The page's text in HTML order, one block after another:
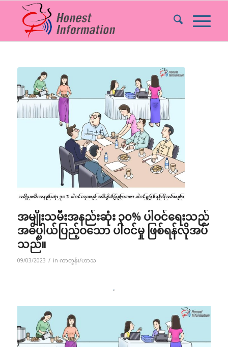
အမျိုးသမီးအနည်းဆုံး ၃၀% ပါဝင်ရေးသည်
အဓိပ္ပါယ်ပြည့်ဝသော ပါဝင်မှု ဖြစ်ရန်လိုအပ်
သည်။
09/03/2023 / in ကာတွန်း/ဟာသ